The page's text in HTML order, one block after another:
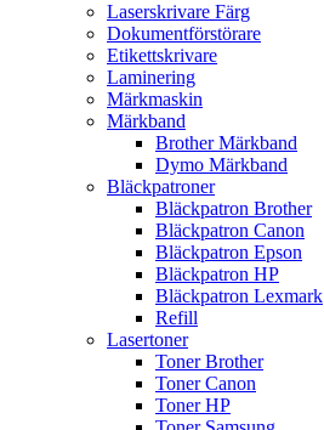
Laserskrivare Färg
Dokumentförstörare
Etikettskrivare
Laminering
Märkmaskin
Märkband
Brother Märkband
Dymo Märkband
Bläckpatroner
Bläckpatron Brother
Bläckpatron Canon
Bläckpatron Epson
Bläckpatron HP
Bläckpatron Lexmark
Refill
Lasertoner
Toner Brother
Toner Canon
Toner HP